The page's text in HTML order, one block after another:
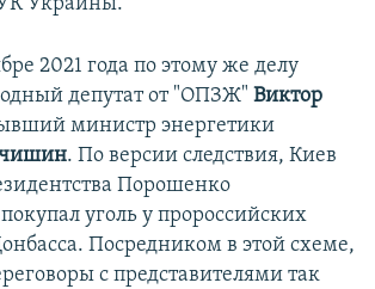
Украины.
2021 года по этому же делу
депутат от "ОПЗЖ" Виктор
министр энергетики
. По версии следствия, Киев
Порошенко
уголь у пророссийских
Посредником в этой схеме,
с представителями так